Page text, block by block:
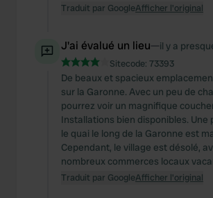
Traduit par GoogleAfficher l'original
J'ai évalué un lieu—il y a
Sitecode: 73393
De beaux et spacieux
sur la Garonne. Avec un peu de
pourrez voir un magnifique
Installations bien disponibles. Une
le quai le long de la Garonne est
Cependant, le village est désolé,
nombreux commerces locaux
Traduit par GoogleAfficher l'original